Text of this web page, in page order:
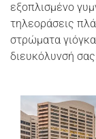
εξοπλισμένο
τηλεοράσεις
στρώματα
διευκόλυνσή